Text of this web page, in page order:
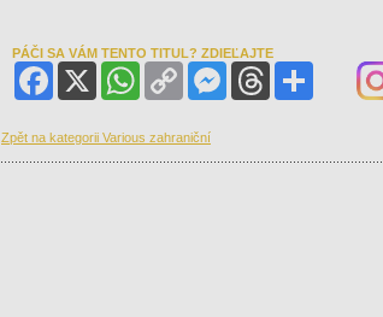
PÁČI SA VÁM TENTO TITUL? ZDIEĽAJTE
Facebook
WhatsAppCopy
Link
MessengerThreads
Zpět na kategorii Various zahraniční